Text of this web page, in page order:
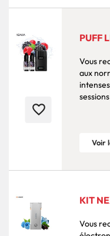
favorite_border
PUFF
Vous
aux
Voir
KIT
Vous